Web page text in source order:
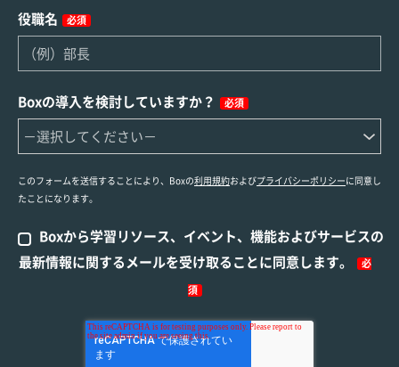
役職名 必須
Boxの導入を検討していますか？ 必須
このフォームを送信することにより、Boxの利用規約およびプライバシーポリシーに同意し
たことになります。
Boxから学習リソース、イベント、機能およびサービスの
最新情報に関するメールを受け取ることに同意します。
必
須